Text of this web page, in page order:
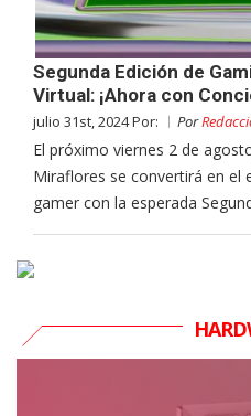
Segunda Edición de
Virtual: ¡Ahora con
julio 31st, 2024 Por: Por
El próximo viernes 2 de
Miraflores se convertirá en el
gamer con la esperada